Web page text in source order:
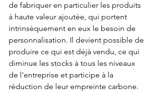
de fabriquer en particulier les produits
à haute valeur ajoutée, qui portent
intrinsèquement en eux le besoin de
personnalisation. Il devient possible de
produire ce qui est déjà vendu, ce qui
diminue les stocks à tous les niveaux
de l'entreprise et participe à la
réduction de leur empreinte carbone.